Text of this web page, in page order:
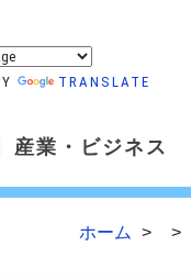
TRANSLATE
産業・ビジネス
ホーム